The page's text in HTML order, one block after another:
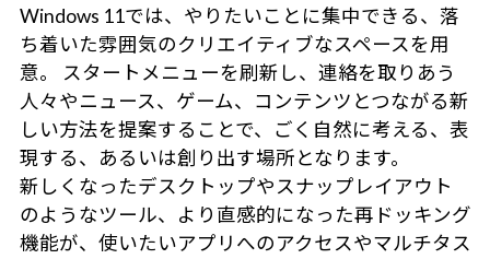
Windows 11では、やりたいことに集中できる、落
ち着いた雰囲気のクリエイティブなスペースを用
意。 スタートメニューを刷新し、連絡を取りあう
人々やニュース、ゲーム、コンテンツとつながる新
しい方法を提案することで、ごく自然に考える、表
現する、あるいは創り出す場所となります。
新しくなったデスクトップやスナップレイアウト
のようなツール、より直感的になった再ドッキング
機能が、使いたいアプリへのアクセスやマルチタス